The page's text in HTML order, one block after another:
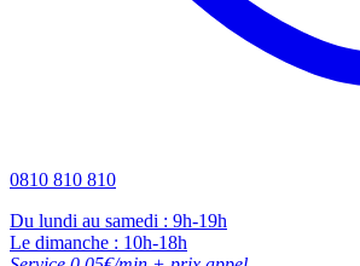
0810 810 810
Du lundi au samedi : 9h-19h
Le dimanche : 10h-18h